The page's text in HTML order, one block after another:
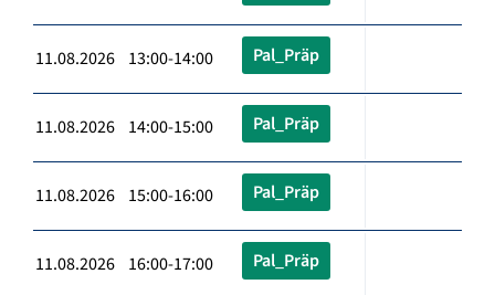
11.08.2026 13:00-14:00 Pal_Präp
11.08.2026 14:00-15:00 Pal_Präp
11.08.2026 15:00-16:00 Pal_Präp
11.08.2026 16:00-17:00 Pal_Präp